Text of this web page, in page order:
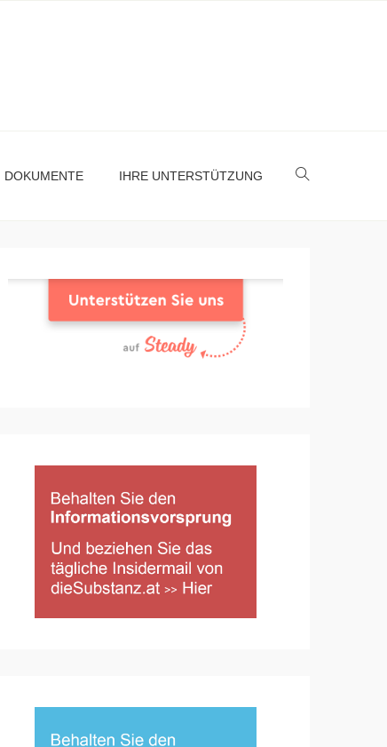
DOKUMENTE IHRE UNTERSTÜTZUNG